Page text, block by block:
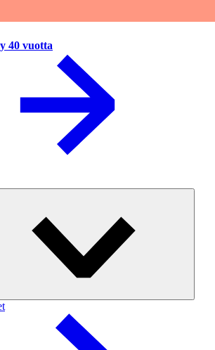
40 vuotta